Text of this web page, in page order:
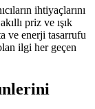
ihtiyaçlarını
priz ve ışık
ve enerji tasarrufu
ilgi her geçen